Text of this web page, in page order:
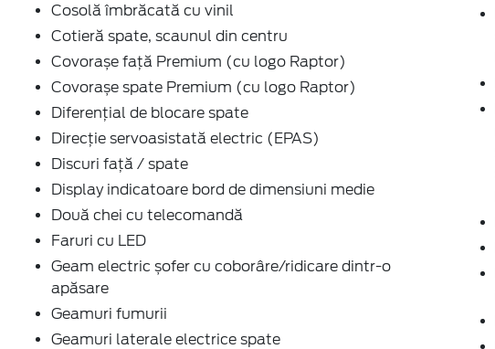
Cosolă îmbrăcată cu vinil
Cotieră spate, scaunul din centru
Covorașe față Premium (cu logo Raptor)
Covorașe spate Premium (cu logo Raptor)
Diferențial de blocare spate
Direcție servoasistată electric (EPAS)
Discuri față / spate
Display indicatoare bord de dimensiuni medie
Două chei cu telecomandă
Faruri cu LED
Geam electric șofer cu coborâre/ridicare dintr-o
apăsare
Geamuri fumurii
Geamuri laterale electrice spate